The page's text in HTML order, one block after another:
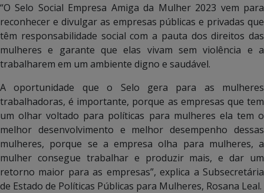
“O Selo Social Empresa Amiga da Mulher 2023 vem para
reconhecer e divulgar as empresas públicas e privadas que
têm responsabilidade social com a pauta dos direitos das
mulheres e garante que elas vivam sem violência e a
trabalharem em um ambiente digno e saudável.
A oportunidade que o Selo gera para as mulheres
trabalhadoras, é importante, porque as empresas que tem
um olhar voltado para políticas para mulheres ela tem o
melhor desenvolvimento e melhor desempenho dessas
mulheres, porque se a empresa olha para mulheres, a
mulher consegue trabalhar e produzir mais, e dar um
retorno maior para as empresas”, explica a Subsecretária
de Estado de Políticas Públicas para Mulheres, Rosana Leal.